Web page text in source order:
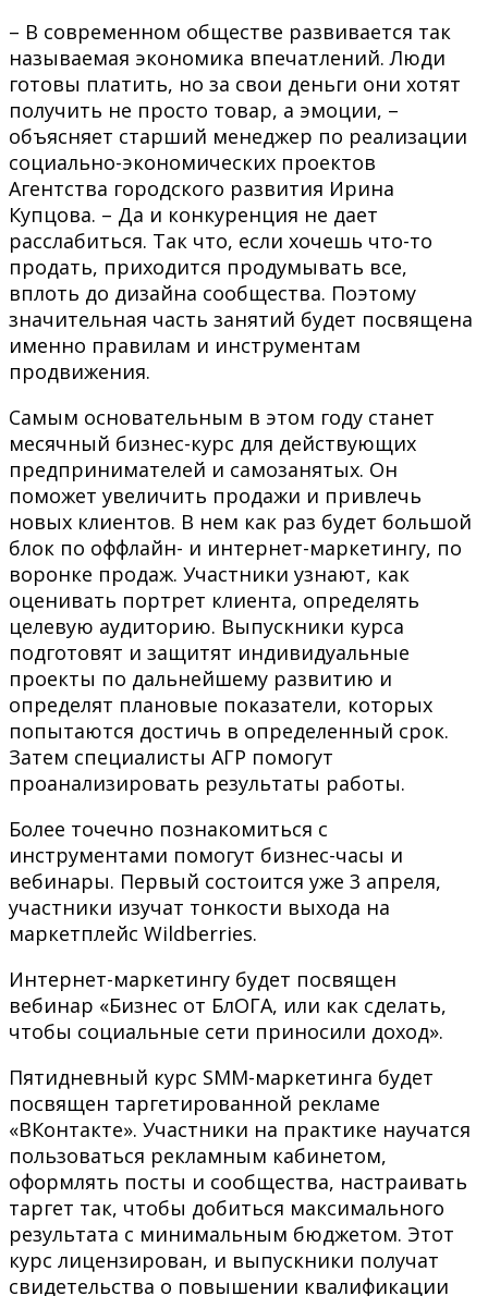
– В современном обществе развивается так
называемая экономика впечатлений. Люди
готовы платить, но за свои деньги они хотят
получить не просто товар, а эмоции, –
объясняет старший менеджер по реализации
социально-экономических проектов
Агентства городского развития Ирина
Купцова. – Да и конкуренция не дает
расслабиться. Так что, если хочешь что-то
продать, приходится продумывать все,
вплоть до дизайна сообщества. Поэтому
значительная часть занятий будет посвящена
именно правилам и инструментам
продвижения.
Самым основательным в этом году станет
месячный бизнес-курс для действующих
предпринимателей и самозанятых. Он
поможет увеличить продажи и привлечь
новых клиентов. В нем как раз будет большой
блок по оффлайн- и интернет-маркетингу, по
воронке продаж. Участники узнают, как
оценивать портрет клиента, определять
целевую аудиторию. Выпускники курса
подготовят и защитят индивидуальные
проекты по дальнейшему развитию и
определят плановые показатели, которых
попытаются достичь в определенный срок.
Затем специалисты АГР помогут
проанализировать результаты работы.
Более точечно познакомиться с
инструментами помогут бизнес-часы и
вебинары. Первый состоится уже 3 апреля,
участники изучат тонкости выхода на
маркетплейс Wildberries.
Интернет-маркетингу будет посвящен
вебинар «Бизнес от БлОГА, или как сделать,
чтобы социальные сети приносили доход».
Пятидневный курс SMM-маркетинга будет
посвящен таргетированной рекламе
«ВКонтакте». Участники на практике научатся
пользоваться рекламным кабинетом,
оформлять посты и сообщества, настраивать
таргет так, чтобы добиться максимального
результата с минимальным бюджетом. Этот
курс лицензирован, и выпускники получат
свидетельства о повышении квалификации